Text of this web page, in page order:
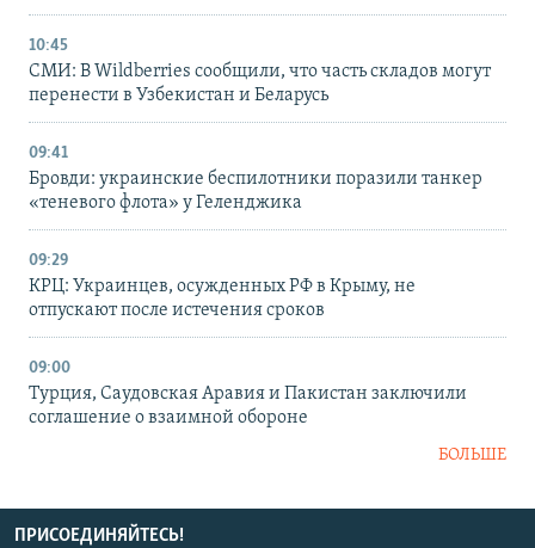
10:45
СМИ: В Wildberries сообщили, что часть складов могут
перенести в Узбекистан и Беларусь
09:41
Бровди: украинские беспилотники поразили танкер
«теневого флота» у Геленджика
09:29
КРЦ: Украинцев, осужденных РФ в Крыму, не
отпускают после истечения сроков
09:00
Турция, Саудовская Аравия и Пакистан заключили
соглашение о взаимной обороне
БОЛЬШЕ
ПРИСОЕДИНЯЙТЕСЬ!